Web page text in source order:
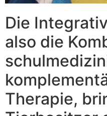
Die
also die
Therapie,